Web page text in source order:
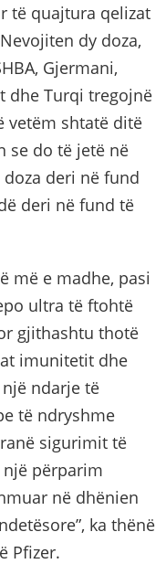
të quajtura qelizat
dy doza,
Gjermani,
dhe Turqi tregojnë
vetëm shtatë ditë
se do të jetë në
deri në fund
deri në fund të
më e madhe, pasi
ultra të ftohtë
gjithashtu thotë
imunitetit dhe
ndarje të
të ndryshme
sigurimit të
përparim
në dhënien
ka thënë
Pfizer.